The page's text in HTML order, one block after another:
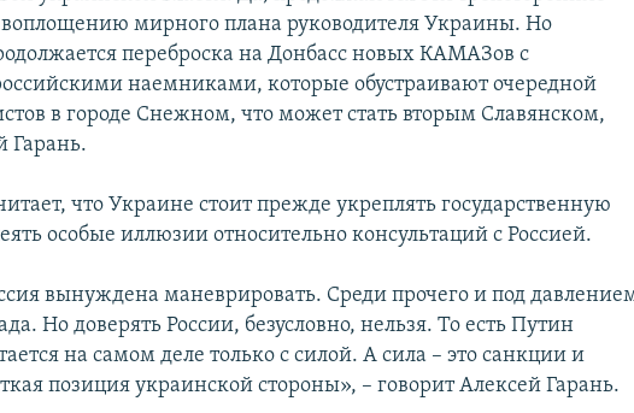
воплощению мирного плана руководителя Украины. Но
переброска на Донбасс новых КАМАЗов с
наемниками, которые обустраивают очередной
в городе Снежном, что может стать вторым Славянском,
Гарань.
что Украине стоит прежде укреплять государственную
особые иллюзии относительно консультаций с Россией.
вынуждена маневрировать. Среди прочего и под
Но доверять России, безусловно, нельзя. То есть Путин
на самом деле только с силой. А сила – это санкции и
позиция украинской стороны», – говорит Алексей Гарань.